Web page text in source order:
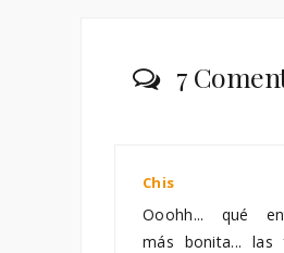
7
Chis
Ooohh... qué
más bonita... las